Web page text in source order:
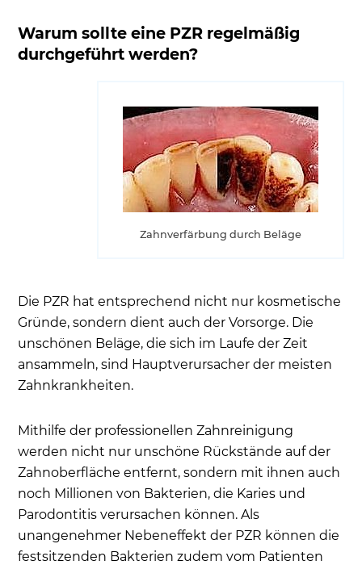
Warum sollte eine PZR regelmäßig
durchgeführt werden?
Zahnverfärbung durch Beläge
Die PZR hat entsprechend nicht nur kosmetische
Gründe, sondern dient auch der Vorsorge. Die
unschönen Beläge, die sich im Laufe der Zeit
ansammeln, sind Hauptverursacher der meisten
Zahnkrankheiten.
Mithilfe der professionellen Zahnreinigung
werden nicht nur unschöne Rückstände auf der
Zahnoberfläche entfernt, sondern mit ihnen auch
noch Millionen von Bakterien, die Karies und
Parodontitis verursachen können. Als
unangenehmer Nebeneffekt der PZR können die
festsitzenden Bakterien zudem vom Patienten